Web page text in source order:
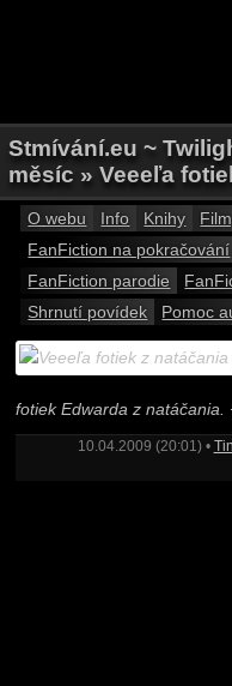
Stmívání.eu ~
měsíc » Veeeľa
O webu Info Knihy
FanFiction na pokračování
FanFiction parodie
Shrnutí povídek
Pomoc
fotiek Edwarda z
10.04.2009 (20:01) •